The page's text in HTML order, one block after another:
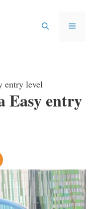
MENU
entry level
Easy entry